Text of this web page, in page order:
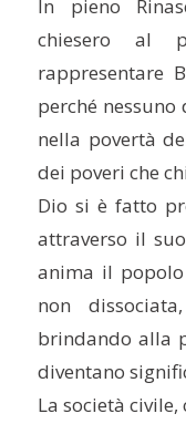
In pieno
chiesero al
rappresentare
perché nessuno
nella povertà
dei poveri che
Dio si è fatto
attraverso il
anima il
non
brindando alla
diventano
La società